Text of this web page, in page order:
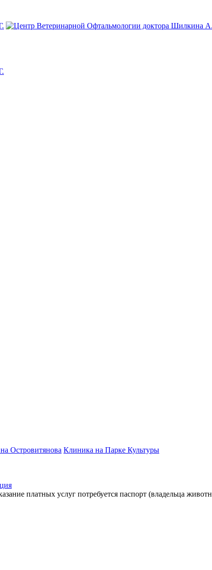
Островитянова Клиника на Парке Культуры
платных услуг потребуется паспорт (владельца